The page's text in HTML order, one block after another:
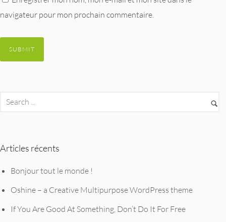
navigateur pour mon prochain commentaire.
Articles récents
Bonjour tout le monde !
Oshine – a Creative Multipurpose WordPress theme
If You Are Good At Something, Don’t Do It For Free